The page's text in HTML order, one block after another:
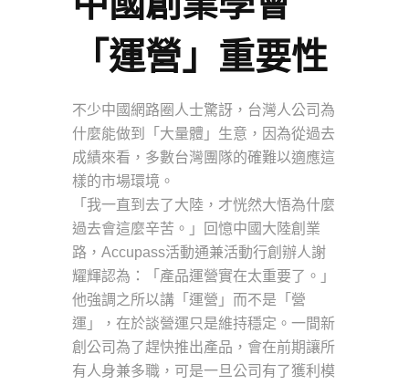
「運營」重要性
不少中國網路圈人士驚訝，台灣人公司為
什麼能做到「大量體」生意，因為從過去
成績來看，多數台灣團隊的確難以適應這
樣的市場環境。
「我一直到去了大陸，才恍然大悟為什麼
過去會這麼辛苦。」回憶中國大陸創業
路，Accupass活動通兼活動行創辦人謝
耀輝認為：「產品運營實在太重要了。」
他強調之所以講「運營」而不是「營
運」，在於談營運只是維持穩定。一間新
創公司為了趕快推出產品，會在前期讓所
有人身兼多職，可是一旦公司有了獲利模